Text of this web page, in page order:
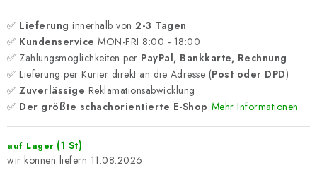
✅ Lieferung innerhalb von 2-3 Tagen
✅ Kundenservice MON-FRI 8:00 - 18:00
✅ Zahlungsmöglichkeiten per PayPal, Bankkarte, Rechnung
✅ Lieferung per Kurier direkt an die Adresse (Post oder DPD)
✅ Zuverlässige Reklamationsabwicklung
✅ Der größte schachorientierte E-Shop Mehr Informationen
auf Lager (1 St)
11.08.2026